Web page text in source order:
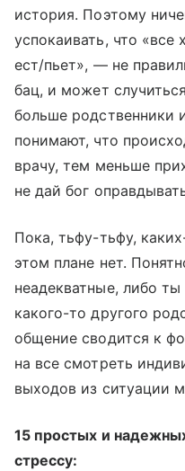
история. Поэтому
успокаивать, что
ест/пьет», — не
бац, и может
больше родственники
понимают, что
врачу, тем меньше
не дай бог
Пока, тьфу-тьфу,
этом плане нет.
неадекватные, либо
какого-то другого
общение сводится к
на все смотреть
выходов из ситуации
15 простых и
стрессу: